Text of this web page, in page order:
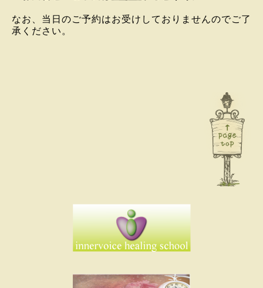
なお、当日のご予約はお受けしておりませんのでご了
承ください。